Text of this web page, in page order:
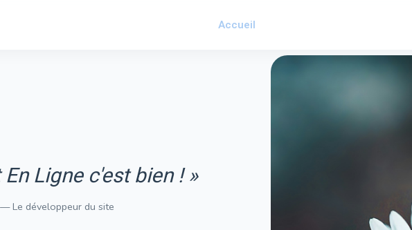
Accueil
En Ligne c'est bien ! »
— Le développeur du site